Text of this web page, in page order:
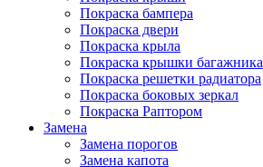
Покраска бампера
Покраска двери
Покраска крыла
Покраска крышки багажника
Покраска решетки радиатора
Покраска боковых зеркал
Покраска Раптором
Замена
Замена порогов
Замена капота